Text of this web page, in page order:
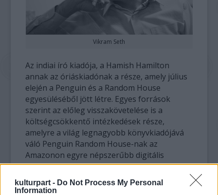
kulturpart - Do Not Process My Personal
Information
Vikram Seth
Az indiai író kiadója, a Hamish Hamilton
annak az óriáskiadónak a része, amely július
elején a Penguin és a Random House
egyesüléséből jött létre. Egyes források
szerint az előleg visszakövetelése is a
költségcsökkentő intézkedések része,
amelyre a világ legnagyobb könyvkiadójává
váló Penguin Random House-nak az
Amazonon egyre népszerűbb digitális
könyvek miatti kiesés miatt volt szüksége. A
Penguin Random House szóvivője
visszautasította a vádakat miszerint Vikram